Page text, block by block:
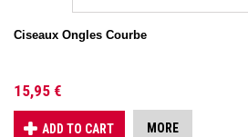
Ciseaux Ongles Courbe
15,95 €
ADD TO CART MORE